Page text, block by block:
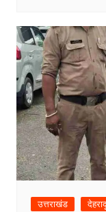
उत्तराखंड